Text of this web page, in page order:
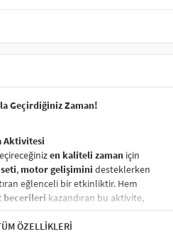
Geçirdiğiniz Zaman!
Aktivitesi
en kaliteli zaman için
, motor gelişimini desteklerken
eğlenceli bir etkinliktir. Hem
becerileri kazandıran bu aktivite,
geliştirir. Aileyle birlikte
yer alır.
ÖZELLIKLERI